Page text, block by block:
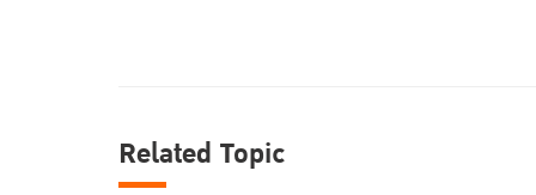
Related Topic